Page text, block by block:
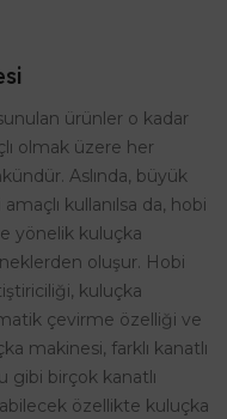
ürünler o kadar
olmak üzere her
Aslında, büyük
kullanılsa da, hobi
yönelik kuluçka
oluşur. Hobi
kuluçka
çevirme özelliği ve
makinesi, farklı kanatlı
gibi birçok kanatlı
özellikte kuluçka